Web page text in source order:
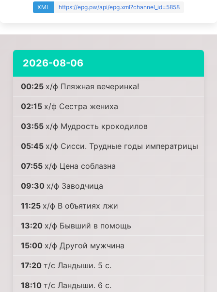
XML https://epg.pw/api/epg.xml?channel_id=5858
2026-08-06
00:25 х/ф Пляжная вечеринка!
02:15 х/ф Сестра жениха
03:55 х/ф Мудрость крокодилов
05:45 х/ф Сисси. Трудные годы императрицы
07:55 х/ф Цена соблазна
09:30 х/ф Заводчица
11:25 х/ф В объятиях лжи
13:20 х/ф Бывший в помощь
15:00 х/ф Другой мужчина
17:20 т/с Ландыши. 5 с.
18:10 т/с Ландыши. 6 с.